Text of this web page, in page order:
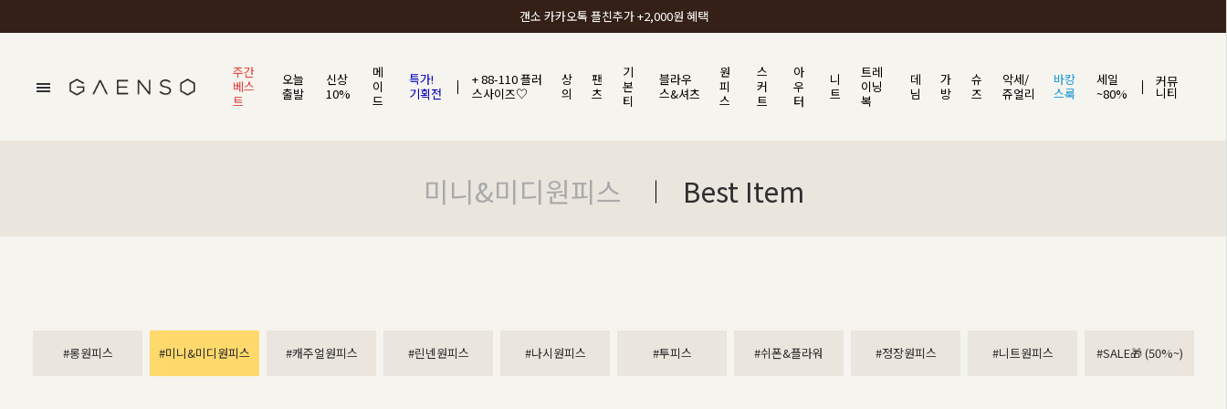
갠소에서 가장 많이 사랑받는 BEST ITEM
주간
베스
트
오늘
출발
신상
10%
메
이
드
특가!
기획전
+ 88-110 플러
스사이즈♡
상
의
팬
츠
기
본
티
블라우
스&셔츠
원
피
스
스
커
트
아
우
터
니
트
트레
이닝
복
데
님
가
방
슈
즈
악세/
쥬얼리
바캉
스룩
세일
~80%
커뮤
니티
미니&미디원피스 Best Item
#롱원피스 #미니&미디원피스 #캐주얼원피스 #린넨원피스 #나시원피스 #투피스 #쉬폰&플라워 #정장원피스 #니트원피스 #SALE🎁 (50%~)